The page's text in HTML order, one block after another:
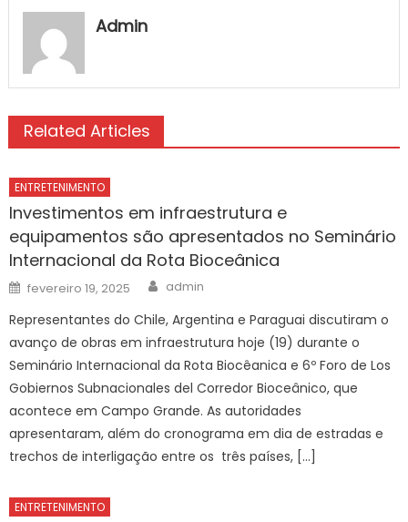
Admin
Related Articles
ENTRETENIMENTO
Investimentos em infraestrutura e
equipamentos são apresentados no Seminário
Internacional da Rota Bioceânica
Posted
on
fevereiro 19, 2025 Author
admin
Representantes do Chile, Argentina e Paraguai discutiram o
avanço de obras em infraestrutura hoje (19) durante o
Seminário Internacional da Rota Biocêanica e 6º Foro de Los
Gobiernos Subnacionales del Corredor Bioceânico, que
acontece em Campo Grande. As autoridades
apresentaram, além do cronograma em dia de estradas e
trechos de interligação entre os três países, […]
ENTRETENIMENTO